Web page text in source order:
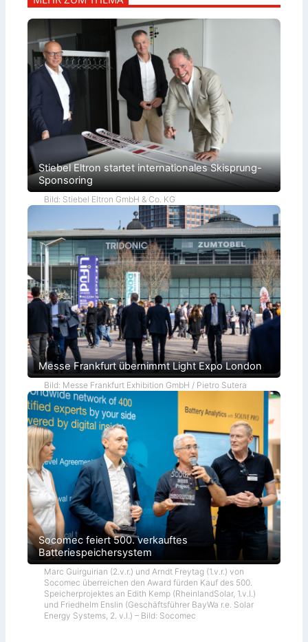
Stiebel Eltron startet internationales Skisprung-
Sponsoring
Bild: Stiebel Eltron GmbH & Co. KG
Messe Frankfurt übernimmt Light Expo London
Bild: Messe Frankfurt Exhibition GmbH / Pietro Sutera
Socomec feiert 500. verkauftes
Batteriespeichersystem
Marc Guirguirian (2.v.r.) und Arndt Freytag (1.v.r.) von
Socomec überreichen den Award fürden Kauf des 500.
Speicherprojektes an Edith Kemp (RheinlandSolar, 1.v.l.)
und Friedhelm Enslin (Geschäftsführer BayWa r.e. Solar
Energy Systems, 2. v.l.) – Bild: Socomec